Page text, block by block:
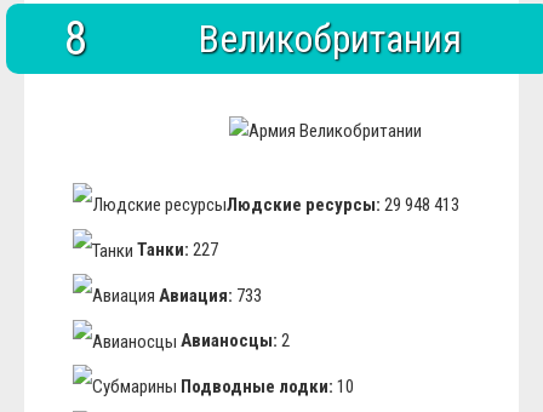
8 Великобритания
Людские ресурсы: 29 948 413
Танки: 227
Авиация: 733
Авианосцы: 2
Подводные лодки: 10